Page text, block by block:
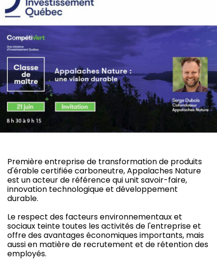
Première entreprise de transformation de produits
d'érable certifiée carboneutre, Appalaches Nature
est un acteur de référence qui unit savoir-faire,
innovation technologique et développement
durable.
Le respect des facteurs environnementaux et
sociaux teinte toutes les activités de l'entreprise et
offre des avantages économiques importants, mais
aussi en matière de recrutement et de rétention des
employés.